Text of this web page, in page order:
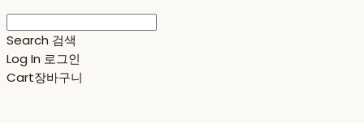
Search 검색
Log In 로그인
Cart장바구니